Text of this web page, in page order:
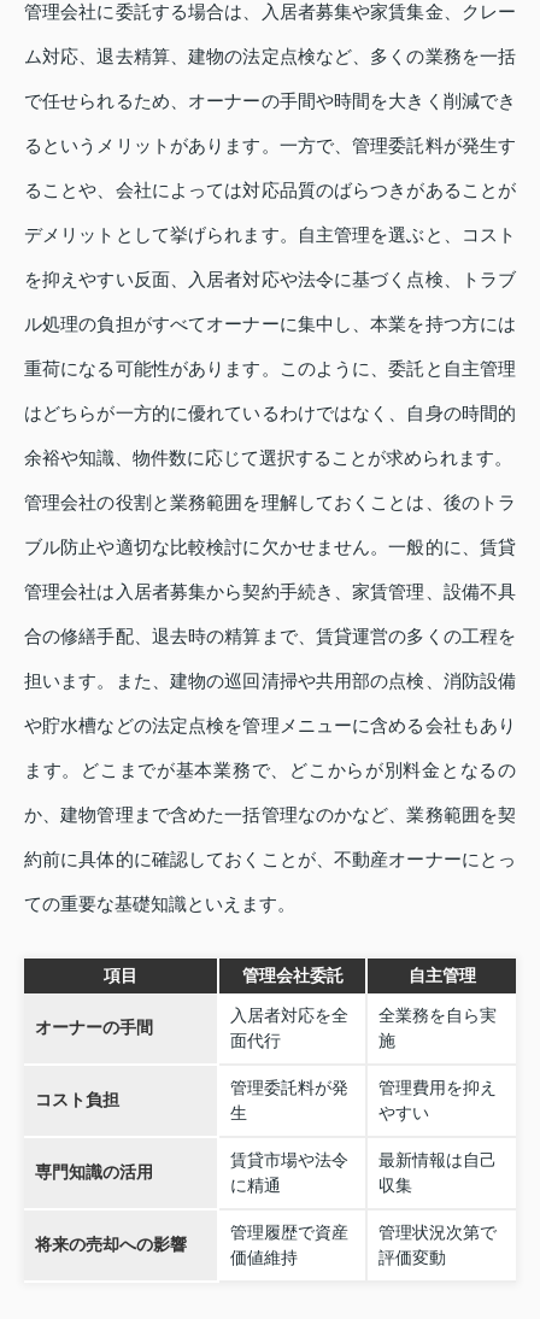
管理会社に委託する場合は、入居者募集や家賃集金、クレー
ム対応、退去精算、建物の法定点検など、多くの業務を一括
で任せられるため、オーナーの手間や時間を大きく削減でき
るというメリットがあります。一方で、管理委託料が発生す
ることや、会社によっては対応品質のばらつきがあることが
デメリットとして挙げられます。自主管理を選ぶと、コスト
を抑えやすい反面、入居者対応や法令に基づく点検、トラブ
ル処理の負担がすべてオーナーに集中し、本業を持つ方には
重荷になる可能性があります。このように、委託と自主管理
はどちらが一方的に優れているわけではなく、自身の時間的
余裕や知識、物件数に応じて選択することが求められます。
管理会社の役割と業務範囲を理解しておくことは、後のトラ
ブル防止や適切な比較検討に欠かせません。一般的に、賃貸
管理会社は入居者募集から契約手続き、家賃管理、設備不具
合の修繕手配、退去時の精算まで、賃貸運営の多くの工程を
担います。また、建物の巡回清掃や共用部の点検、消防設備
や貯水槽などの法定点検を管理メニューに含める会社もあり
ます。どこまでが基本業務で、どこからが別料金となるの
か、建物管理まで含めた一括管理なのかなど、業務範囲を契
約前に具体的に確認しておくことが、不動産オーナーにとっ
ての重要な基礎知識といえます。
項目 管理会社委託 自主管理
オーナーの手間
入居者対応を全
面代行
全業務を自ら実
施
コスト負担
管理委託料が発
生
管理費用を抑え
やすい
専門知識の活用
賃貸市場や法令
に精通
最新情報は自己
収集
将来の売却への影響
管理履歴で資産
価値維持
管理状況次第で
評価変動